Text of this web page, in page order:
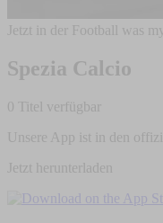
Jetzt in der Football was
Spezia Calcio
0 Titel verfügbar
Unsere App ist in den
Jetzt herunterladen